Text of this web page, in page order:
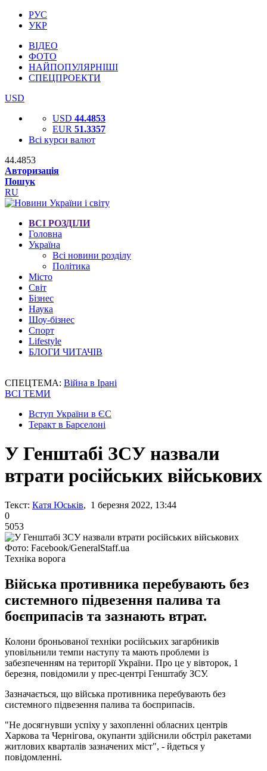
РУС
УКР
ВІДЕО
ФОТО
НАЙПОПУЛЯРНІШІ
СПЕЦПРОЕКТИ
USD
USD 44.4853
EUR 51.3357
Всі курси валют
44.4853
Авторизація
Пошук
RU
ВСІ РОЗДІЛИ
Головна
Україна
Всі новини розділу
Політика
Місто
Світ
Бізнес
Наука
Шоу-бізнес
Спорт
Lifestyle
БЛОГИ ЧИТАЧІВ
СПЕЦТЕМА: Війна в Ірані
ВСІ ТЕМИ
Вступ України в ЄС
Теракт в Барселоні
У Генштабі ЗСУ назвали
втрати російських військових
Текст: Катя Юськів, 1 березня 2022, 13:44
0
5053
Фото: Facebook/GeneralStaff.ua
Техніка ворога
Війська противника перебувають без
системного підвезення палива та
боєприпасів та зазнають втрат.
Колони броньованої техніки російських загарбників
уповільнили темпи наступу та мають проблеми із
забезпеченням на території України. Про це у вівторок, 1
березня, повідомили у прес-центрі Генштабу ЗСУ.
Зазначається, що війська противника перебувають без
системного підвезення палива та боєприпасів.
"Не досягнувши успіху у захопленні обласних центрів
Харкова та Чернігова, окупанти здійснили обстріл ракетами
житлових кварталів зазначених міст", - йдеться у
повідомленні.